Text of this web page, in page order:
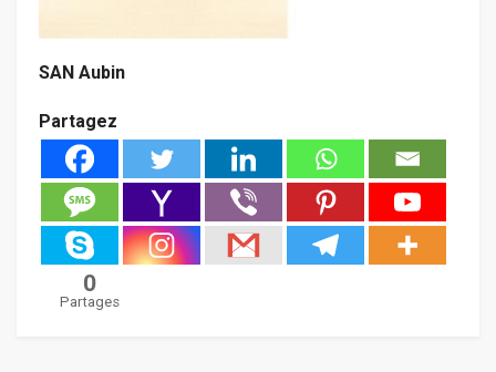
SAN Aubin
Partagez
0
Partages